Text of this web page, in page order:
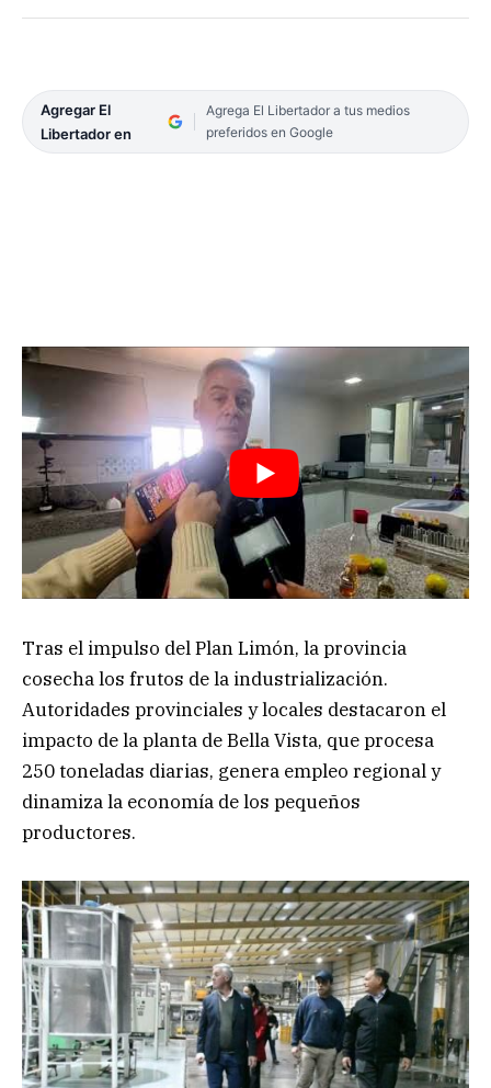
Agregar El
Libertador en
Agrega El Libertador a tus medios
preferidos en Google
Tras el impulso del Plan Limón, la provincia
cosecha los frutos de la industrialización.
Autoridades provinciales y locales destacaron el
impacto de la planta de Bella Vista, que procesa
250 toneladas diarias, genera empleo regional y
dinamiza la economía de los pequeños
productores.